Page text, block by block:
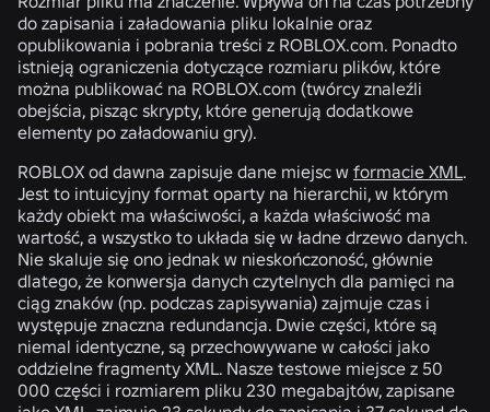
do zapisania i załadowania pliku lokalnie oraz
opublikowania i pobrania treści z ROBLOX.com. Ponadto
istnieją ograniczenia dotyczące rozmiaru plików, które
można publikować na ROBLOX.com (twórcy znaleźli
obejścia, pisząc skrypty, które generują dodatkowe
elementy po załadowaniu gry).
ROBLOX od dawna zapisuje dane miejsc w formacie XML.
Jest to intuicyjny format oparty na hierarchii, w którym
każdy obiekt ma właściwości, a każda właściwość ma
wartość, a wszystko to układa się w ładne drzewo danych.
Nie skaluje się ono jednak w nieskończoność, głównie
dlatego, że konwersja danych czytelnych dla pamięci na
ciąg znaków (np. podczas zapisywania) zajmuje czas i
występuje znaczna redundancja. Dwie części, które są
niemal identyczne, są przechowywane w całości jako
oddzielne fragmenty XML. Nasze testowe miejsce z 50
000 części i rozmiarem pliku 230 megabajtów, zapisane